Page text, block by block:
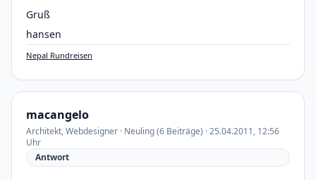
Gruß
hansen
Nepal Rundreisen
macangelo
Architekt, Webdesigner · Neuling (6 Beiträge) · 25.04.2011, 12:56
Uhr
Antwort